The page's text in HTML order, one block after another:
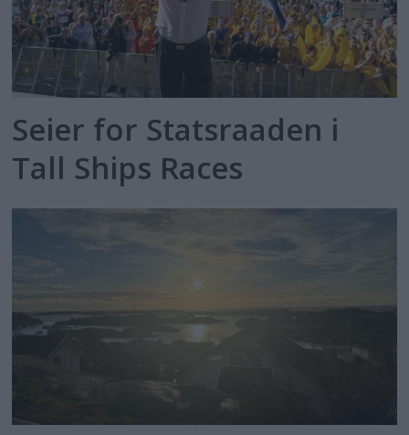
Seier for Statsraaden i
Tall Ships Races